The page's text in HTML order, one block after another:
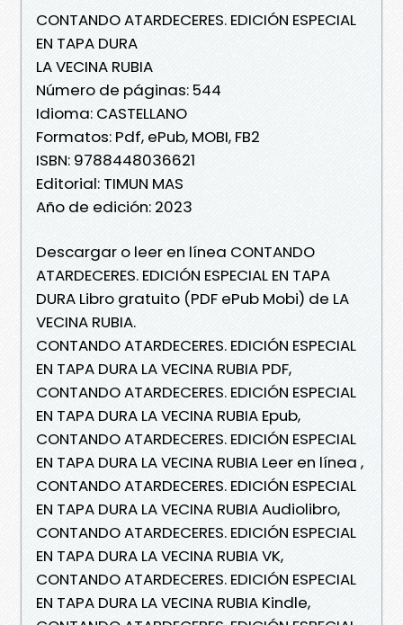
CONTANDO ATARDECERES. EDICIÓN ESPECIAL
EN TAPA DURA
LA VECINA RUBIA
Número de páginas: 544
Idioma: CASTELLANO
Formatos: Pdf, ePub, MOBI, FB2
ISBN: 9788448036621
Editorial: TIMUN MAS
Año de edición: 2023
Descargar o leer en línea CONTANDO
ATARDECERES. EDICIÓN ESPECIAL EN TAPA
DURA Libro gratuito (PDF ePub Mobi) de LA
VECINA RUBIA.
CONTANDO ATARDECERES. EDICIÓN ESPECIAL
EN TAPA DURA LA VECINA RUBIA PDF,
CONTANDO ATARDECERES. EDICIÓN ESPECIAL
EN TAPA DURA LA VECINA RUBIA Epub,
CONTANDO ATARDECERES. EDICIÓN ESPECIAL
EN TAPA DURA LA VECINA RUBIA Leer en línea ,
CONTANDO ATARDECERES. EDICIÓN ESPECIAL
EN TAPA DURA LA VECINA RUBIA Audiolibro,
CONTANDO ATARDECERES. EDICIÓN ESPECIAL
EN TAPA DURA LA VECINA RUBIA VK,
CONTANDO ATARDECERES. EDICIÓN ESPECIAL
EN TAPA DURA LA VECINA RUBIA Kindle,